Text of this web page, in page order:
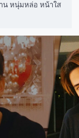
หนุ่มหล่อ หน้าใส